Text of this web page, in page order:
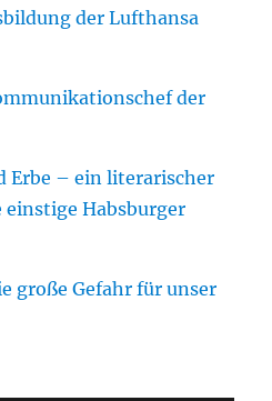
der Lufthansa
der
Erbe – ein literarischer
Habsburger
große Gefahr für unser